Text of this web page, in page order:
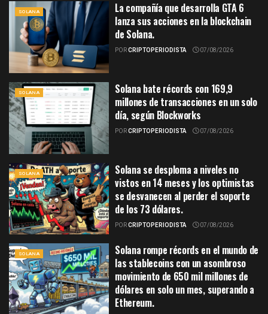
SOLANA
La compañía que desarrolla GTA 6
lanza sus acciones en la blockchain
de Solana.
PORCRIPTOPERIODISTA 07/08/2026
SOLANA
Solana bate récords con 169,9
millones de transacciones en un solo
día, según Blockworks
PORCRIPTOPERIODISTA 07/08/2026
SOLANA
Solana se desploma a niveles no
vistos en 14 meses y los optimistas
se desvanecen al perder el soporte
de los 73 dólares.
PORCRIPTOPERIODISTA 07/08/2026
SOLANA
Solana rompe récords en el mundo de
las stablecoins con un asombroso
movimiento de 650 mil millones de
dólares en solo un mes, superando a
Ethereum.